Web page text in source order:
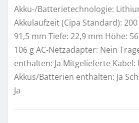
Akku-/Batterietechnologie:
Akkulaufzeit (Cipa Standard):
91,5 mm Tiefe: 22,9 mm Höhe:
106 g AC-Netzadapter: Nein
enthalten: Ja Mitgelieferte Kabel:
Akkus/Batterien enthalten: Ja
Ja